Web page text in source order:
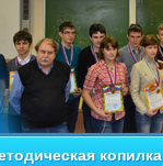
копилка